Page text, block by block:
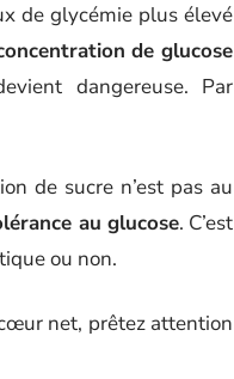
de glycémie plus élevé
de glucose
dangereuse. Par
de sucre n’est pas au
au glucose. C’est
ou non.
net, prêtez attention